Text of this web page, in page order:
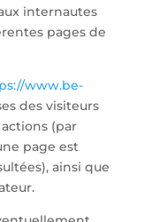
internautes
pages de
www.be-
des visiteurs
(par
page est
ainsi que